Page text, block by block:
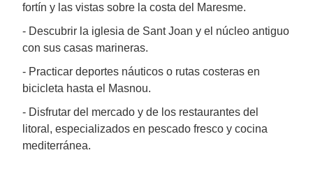
fortín y las vistas sobre la costa del Maresme.
- Descubrir la iglesia de Sant Joan y el núcleo antiguo
con sus casas marineras.
- Practicar deportes náuticos o rutas costeras en
bicicleta hasta el Masnou.
- Disfrutar del mercado y de los restaurantes del
litoral, especializados en pescado fresco y cocina
mediterránea.